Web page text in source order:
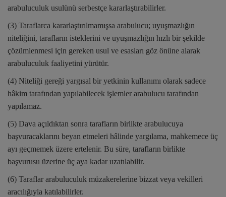
arabuluculuk usulünü serbestçe kararlaştırabilirler.
(3) Taraflarca kararlaştırılmamışsa arabulucu; uyuşmazlığın
niteliğini, tarafların isteklerini ve uyuşmazlığın hızlı bir şekilde
çözümlenmesi için gereken usul ve esasları göz önüne alarak
arabuluculuk faaliyetini yürütür.
(4) Niteliği gereği yargısal bir yetkinin kullanımı olarak sadece
hâkim tarafından yapılabilecek işlemler arabulucu tarafından
yapılamaz.
(5) Dava açıldıktan sonra tarafların birlikte arabulucuya
başvuracaklarını beyan etmeleri hâlinde yargılama, mahkemece üç
ayı geçmemek üzere ertelenir. Bu süre, tarafların birlikte
başvurusu üzerine üç aya kadar uzatılabilir.
(6) Taraflar arabuluculuk müzakerelerine bizzat veya vekilleri
aracılığıyla katılabilirler.